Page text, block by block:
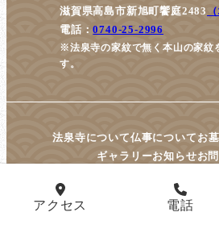
滋賀県高島市新旭町饗庭2483
電話：0740-25-2996
※法泉寺の家紋で無く本山の家紋
す。
法泉寺について仏事について お
ギャラリーお知らせお
© housenji All Rights
アクセス 電話